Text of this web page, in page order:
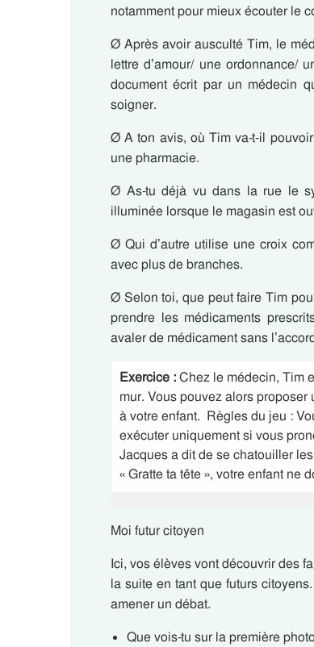
notamment pour mieux écouter le
Ø Après avoir ausculté Tim, le
lettre d’amour/ une ordonnance/
document écrit par un médecin
soigner.
Ø A ton avis, où Tim va-t-il
une pharmacie.
Ø As-tu déjà vu dans la rue le
illuminée lorsque le magasin est
Ø Qui d’autre utilise une croix
avec plus de branches.
Ø Selon toi, que peut faire Tim
prendre les médicaments
avaler de médicament sans
Exercice :Chez le médecin, Tim
mur. Vous pouvez alors
à votre enfant. Règles du jeu :
exécuter uniquement si vous
Jacques a dit de se chatouiller
« Gratte ta tête », votre enfant ne
Moi futur citoyen
Ici, vos élèves vont découvrir des
la suite en tant que futurs
amener un débat.
Que vois-tu sur la première